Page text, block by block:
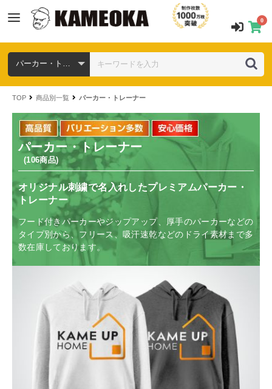
0
TOP 商品別一覧 パーカー・トレーナー
パーカー・トレーナー
(106商品)
オリジナル刺繍で名入れしたプレミアムパーカー・
トレーナー
フード付きパーカーやジップアップ、厚手のパーカーなどの
タイプ別から、フリース、吸汗速乾などのドライ素材まで多
数在庫しております。